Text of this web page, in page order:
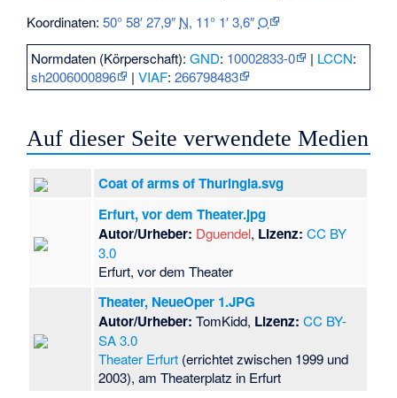
Koordinaten:50° 58′ 27,9″ N, 11° 1′ 3,6″O
Normdaten (Körperschaft):GND: 10002833-0 | LCCN:
sh2006000896
|VIAF:266798483
Auf dieser Seite verwendete Medien
Coat of arms of Thuringia.svg
Erfurt, vor dem Theater.jpg
Autor/Urheber: Dguendel, Lizenz: CC BY
3.0
Erfurt, vor dem Theater
Theater, NeueOper 1.JPG
Autor/Urheber: TomKidd, Lizenz: CC BY-
SA 3.0
Theater Erfurt (errichtet zwischen 1999 und
2003), am Theaterplatz in Erfurt